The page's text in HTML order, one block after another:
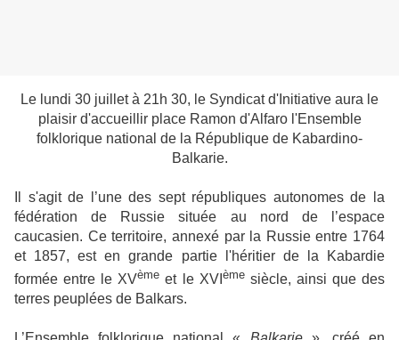
Le lundi 30 juillet à 21h 30, le Syndicat d'Initiative aura le
plaisir d'accueillir place Ramon d'Alfaro l'Ensemble
folklorique national de la République de Kabardino-
Balkarie.
Il s'agit de l’une des sept républiques autonomes de la
fédération de Russie située au nord de l’espace
caucasien. Ce territoire, annexé par la Russie entre 1764
et 1857, est en grande partie l'héritier de la Kabardie
formée entre le XVème et le XVI èmesiècle, ainsi que des
terres peuplées de Balkars.